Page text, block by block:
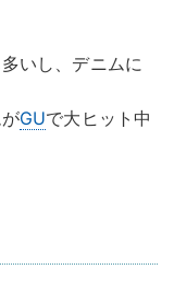
いし、デニムに
GUで大ヒット中